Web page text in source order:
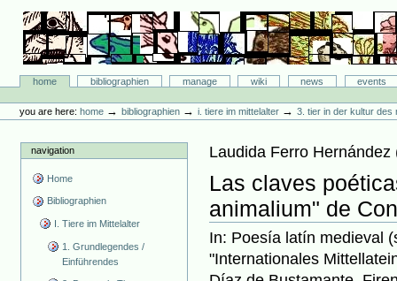
content.
navigation
Bibliographie-Portal
Sectionshome bibliographien manage wiki news
events
tools
you are here: home →bibliographien →i. tiere im mittelalter →3. tier in der kultur des
navigation
Home
Bibliographien
I. Tiere im Mittelalter
1. Grundlegendes /
Einführendes
Laudida Ferro Hernández
Las claves
animalium" de
In: Poesía latín medieval
"Internationales